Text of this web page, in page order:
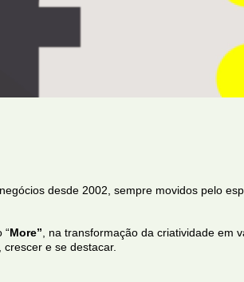
desde 2002, sempre movidos pelo
“More”, na transformação da criatividade em
e se destacar.